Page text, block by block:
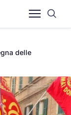
delle